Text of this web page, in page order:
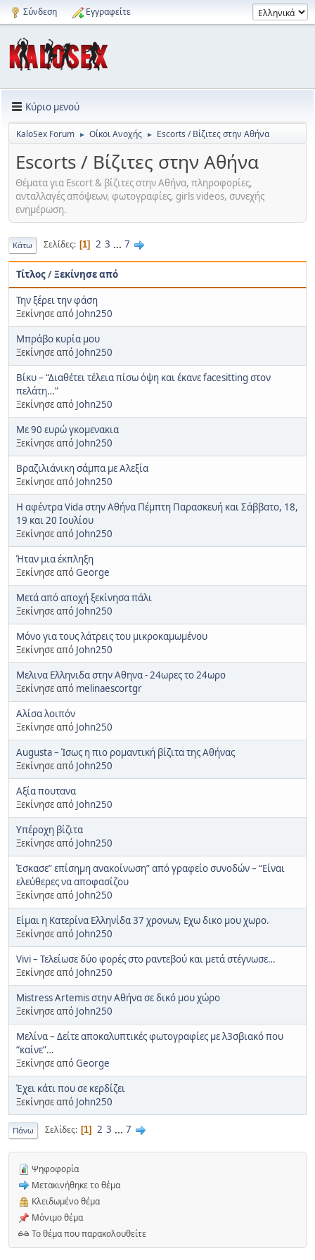
Σύνδεση Εγγραφείτε
Κύριο μενού
KaloSex Forum ► Οίκοι Ανοχής ► Escorts / Βίζιτες στην Αθήνα
Escorts / Βίζιτες στην Αθήνα
Θέματα για Εscort & βίζιτες στην Αθήνα, πληροφορίες,
ανταλλαγές απόψεων, φωτογραφίες, girls videos, συνεχής
ενημέρωση.
Κάτω Σελίδες 1 2 3 ... 7
Τίτλος/Ξεκίνησε από
Την ξέρει την φάση
Ξεκίνησε από John250
Μπράβο κυρία μου
Ξεκίνησε από John250
Βίκυ – “Διαθέτει τέλεια πίσω όψη και έκανε facesitting στον
πελάτη…”
Ξεκίνησε από John250
Με 90 ευρώ γκομενακια
Ξεκίνησε από John250
Βραζιλιάνικη σάμπα με Αλεξία
Ξεκίνησε από John250
Η αφέντρα Vida στην Αθήνα Πέμπτη Παρασκευή και Σάββατο, 18,
19 και 20 Ιουλίου
Ξεκίνησε από John250
Ήταν μια έκπληξη
Ξεκίνησε απόGeorge
Μετά από αποχή ξεκίνησα πάλι
Ξεκίνησε από John250
Μόνο για τους λάτρεις του μικροκαμωμένου
Ξεκίνησε από John250
Μελινα Ελληνιδα στην Αθηνα - 24ωρες το 24ωρο
Ξεκίνησε από melinaescortgr
Αλίσα λοιπόν
Ξεκίνησε από John250
Augusta – Ίσως η πιο ρομαντική βίζιτα της Αθήνας
Ξεκίνησε από John250
Αξία πουτανα
Ξεκίνησε από John250
Υπέροχη βίζιτα
Ξεκίνησε από John250
Έσκασε” επίσημη ανακοίνωση” από γραφείο συνοδών – “Είναι
ελεύθερες να αποφασίζου
Ξεκίνησε από John250
Είμαι η Κατερίνα Ελληνίδα 37 χρονων, Εχω δικο μου χωρο.
Ξεκίνησε από John250
Vivi – Τελείωσε δύο φορές στο ραντεβού και μετά στέγνωσε…
Ξεκίνησε από John250
Mistress Artemis στην Αθήνα σε δικό μου χώρο
Ξεκίνησε από John250
Μελίνα – Δείτε αποκαλυπτικές φωτογραφίες με λ3σβιακό που
“καίνε”…
Ξεκίνησε απόGeorge
Έχει κάτι που σε κερδίζει
Ξεκίνησε από John250
Πάνω Σελίδες 1 2 3 ... 7
Ψηφοφορία
Μετακινήθηκε το θέμα
Κλειδωμένο θέμα
Μόνιμο θέμα
Το θέμα που παρακολουθείτε